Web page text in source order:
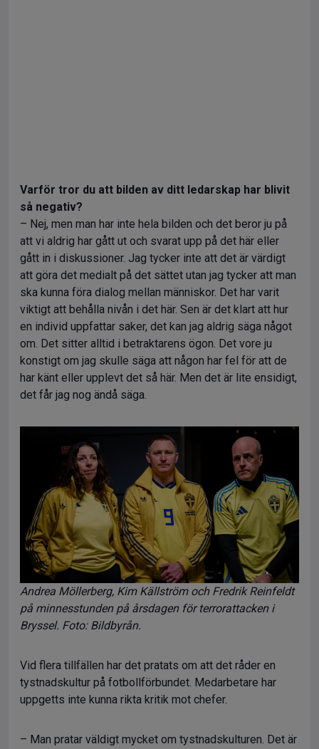
Varför tror du att bilden av ditt ledarskap har blivit
så negativ?
– Nej, men man har inte hela bilden och det beror ju på
att vi aldrig har gått ut och svarat upp på det här eller
gått in i diskussioner. Jag tycker inte att det är värdigt
att göra det medialt på det sättet utan jag tycker att man
ska kunna föra dialog mellan människor. Det har varit
viktigt att behålla nivån i det här. Sen är det klart att hur
en individ uppfattar saker, det kan jag aldrig säga något
om. Det sitter alltid i betraktarens ögon. Det vore ju
konstigt om jag skulle säga att någon har fel för att de
har känt eller upplevt det så här. Men det är lite ensidigt,
det får jag nog ändå säga.
Andrea Möllerberg, Kim Källström och Fredrik Reinfeldt
på minnesstunden på årsdagen för terrorattacken i
Bryssel. Foto: Bildbyrån.
Vid flera tillfällen har det pratats om att det råder en
tystnadskultur på fotbollförbundet. Medarbetare har
uppgetts inte kunna rikta kritik mot chefer.
– Man pratar väldigt mycket om tystnadskulturen. Det är